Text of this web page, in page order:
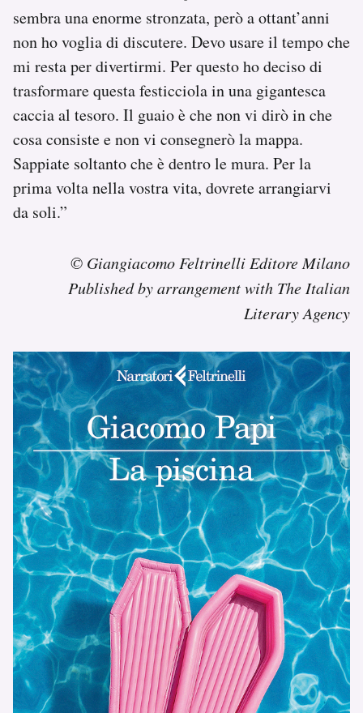
sembra una enorme stronzata, però a ottant’anni
non ho voglia di discutere. Devo usare il tempo che
mi resta per divertirmi. Per questo ho deciso di
trasformare questa festicciola in una gigantesca
caccia al tesoro. Il guaio è che non vi dirò in che
cosa consiste e non vi consegnerò la mappa.
Sappiate soltanto che è dentro le mura. Per la
prima volta nella vostra vita, dovrete arrangiarvi
da soli.”
© Giangiacomo Feltrinelli Editore Milano
Published by arrangement with The Italian
Literary Agency